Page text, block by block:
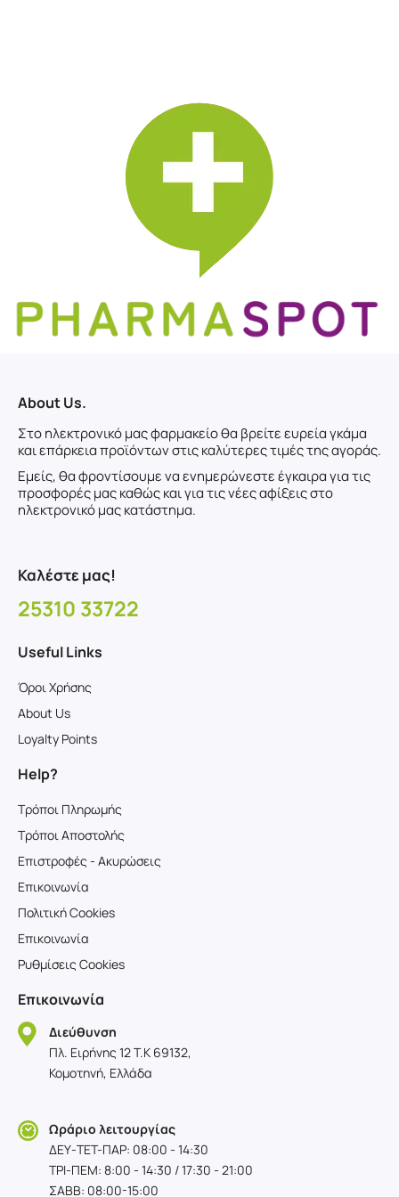
About Us.
Στο ηλεκτρονικό μας φαρμακείο θα βρείτε ευρεία γκάμα
και επάρκεια προϊόντων στις καλύτερες τιμές της αγοράς.
Εμείς, θα φροντίσουμε να ενημερώνεστε έγκαιρα για τις
προσφορές μας καθώς και για τις νέες αφίξεις στο
ηλεκτρονικό μας κατάστημα.
Καλέστε μας!
25310 33722
Useful Links
Όροι Χρήσης
About Us
Loyalty Points
Help?
Τρόποι Πληρωμής
Τρόποι Αποστολής
Επιστροφές - Ακυρώσεις
Επικοινωνία
Πολιτική Cookies
Επικοινωνία
Ρυθμίσεις Cookies
Επικοινωνία
Διεύθυνση
Πλ. Ειρήνης 12 T.K 69132,
Κομοτηνή, Ελλάδα
Ωράριο λειτουργίας
ΔΕΥ-TET-ΠΑΡ: 08:00 - 14:30
ΤΡΙ-ΠΕΜ: 8:00 - 14:30 / 17:30 - 21:00
ΣΑΒΒ: 08:00-15:00